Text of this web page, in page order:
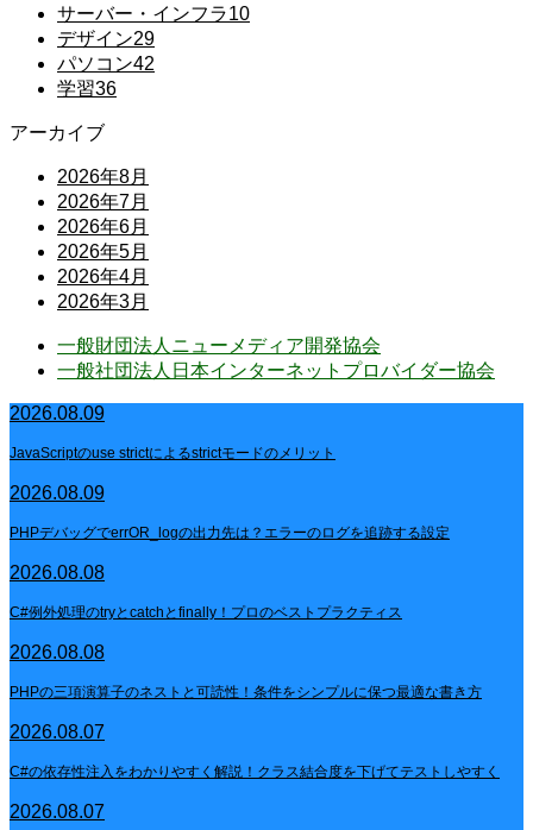
サーバー・インフラ10
デザイン29
パソコン42
学習36
アーカイブ
2026年8月
2026年7月
2026年6月
2026年5月
2026年4月
2026年3月
一般財団法人ニューメディア開発協会
一般社団法人日本インターネットプロバイダー協会
2026.08.09
JavaScriptのuse strictによるstrictモードのメリット
2026.08.09
PHPデバッグでerrOR_logの出力先は？エラーのログを追跡する設定
2026.08.08
C#例外処理のtryとcatchとfinally！プロのベストプラクティス
2026.08.08
PHPの三項演算子のネストと可読性！条件をシンプルに保つ最適な書き方
2026.08.07
C#の依存性注入をわかりやすく解説！クラス結合度を下げてテストしやすく
2026.08.07